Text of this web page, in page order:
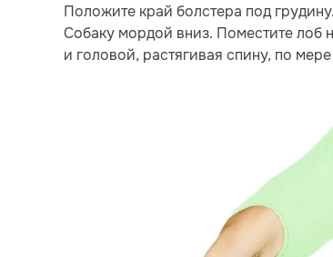
Положите край болстера под
Собаку мордой вниз. Поместите лоб
и головой, растягивая спину, по